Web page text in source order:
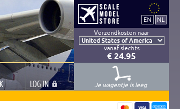
Verzendkosten naar
vanaf slechts
€ 24.95
LOGIN
Je wagentje is leeg